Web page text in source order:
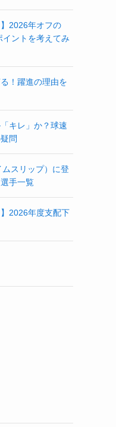
2026年オフの
イントを考えてみ
！躍進の理由を
キレ」か？球速
問
ムスリップ）に登
手一覧
2026年度支配下